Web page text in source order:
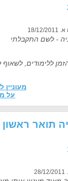
- לשם התקבלתי
ללימודים, לשאוף
על
תואר ראשון